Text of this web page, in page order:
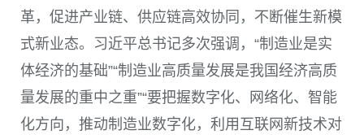
革，促进产业链、供应链高效协同，不断催生新模
式新业态。习近平总书记多次强调，“制造业是实
体经济的基础”“制造业高质量发展是我国经济高质
量发展的重中之重”“要把握数字化、网络化、智能
化方向，推动制造业数字化，利用互联网新技术对